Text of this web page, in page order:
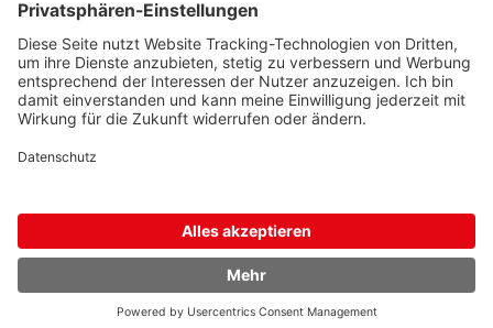
Footer anzeigen
PLATE Büromaterial Vertriebs GmbH
Hilligenwarf 5
entwicklung: decoit